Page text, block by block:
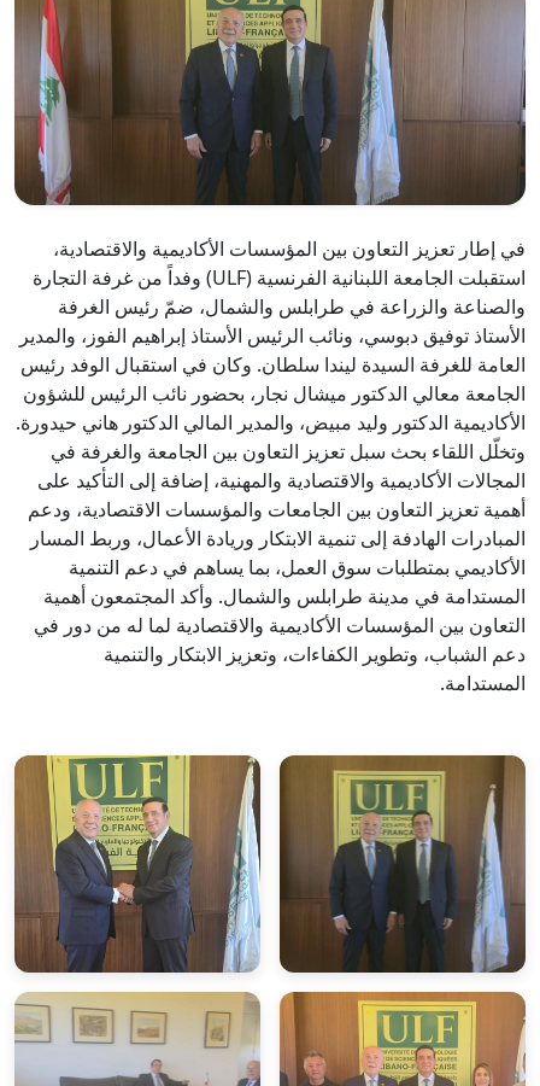
في إطار تعزيز التعاون بين المؤسسات الأكاديمية والاقتصادية،
استقبلت الجامعة اللبنانية الفرنسية (ULF) وفداً من غرفة التجارة
والصناعة والزراعة في طرابلس والشمال، ضمّ رئيس الغرفة
الأستاذ توفيق دبوسي، ونائب الرئيس الأستاذ إبراهيم الفوز، والمدير
العامة للغرفة السيدة ليندا سلطان. وكان في استقبال الوفد رئيس
الجامعة معالي الدكتور ميشال نجار، بحضور نائب الرئيس للشؤون
الأكاديمية الدكتور وليد مبيض، والمدير المالي الدكتور هاني حيدورة.
وتخلّل اللقاء بحث سبل تعزيز التعاون بين الجامعة والغرفة في
المجالات الأكاديمية والاقتصادية والمهنية، إضافة إلى التأكيد على
أهمية تعزيز التعاون بين الجامعات والمؤسسات الاقتصادية، ودعم
المبادرات الهادفة إلى تنمية الابتكار وريادة الأعمال، وربط المسار
الأكاديمي بمتطلبات سوق العمل، بما يساهم في دعم التنمية
المستدامة في مدينة طرابلس والشمال. وأكد المجتمعون أهمية
التعاون بين المؤسسات الأكاديمية والاقتصادية لما له من دور في
دعم الشباب، وتطوير الكفاءات، وتعزيز الابتكار والتنمية
المستدامة.